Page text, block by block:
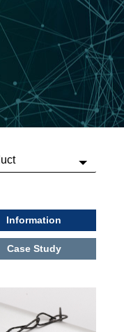
Information
Case Study